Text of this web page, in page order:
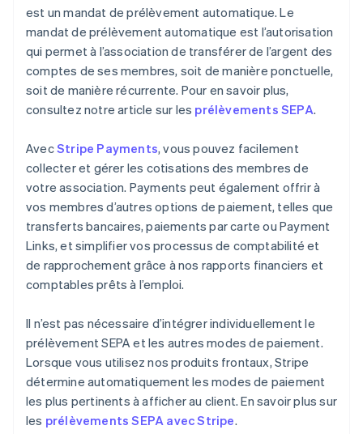
est un mandat de prélèvement automatique. Le
mandat de prélèvement automatique est l’autorisation
qui permet à l’association de transférer de l’argent des
comptes de ses membres, soit de manière ponctuelle,
soit de manière récurrente. Pour en savoir plus,
consultez notre article sur les prélèvements SEPA.
AvecStripe Payments, vous pouvez facilement
collecter et gérer les cotisations des membres de
votre association. Payments peut également offrir à
vos membres d’autres options de paiement, telles que
transferts bancaires, paiements par carte ou Payment
Links, et simplifier vos processus de comptabilité et
de rapprochement grâce à nos rapports financiers et
comptables prêts à l’emploi.
Il n’est pas nécessaire d’intégrer individuellement le
prélèvement SEPA et les autres modes de paiement.
Lorsque vous utilisez nos produits frontaux, Stripe
détermine automatiquement les modes de paiement
les plus pertinents à afficher au client. En savoir plus sur
les prélèvements SEPA avec Stripe.